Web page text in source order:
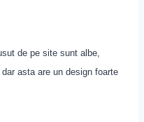
de pe site sunt albe,
asta are un design foarte